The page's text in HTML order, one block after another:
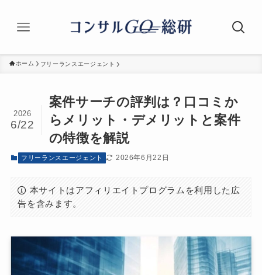
ホーム フリーランスエージェント
案件サーチの評判は？口コミか
らメリット・デメリットと案件
の特徴を解説
2026
6/22
フリーランスエージェント 2026年6月22日
本サイトはアフィリエイトプログラムを利用した広
告を含みます。